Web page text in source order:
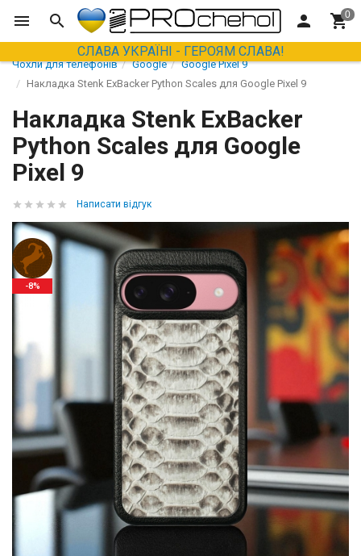
СЛАВА УКРАЇНІ - ГЕРОЯМ СЛАВА!
Чохли для телефонів Google
Google Pixel 9
Накладка Stenk ExBacker Python Scales для Google Pixel 9
Накладка Stenk ExBacker
Python Scales для Google
Pixel 9
Написати відгук
-8%